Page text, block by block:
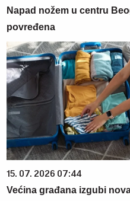
Napad nožem u centru
povređena
15. 07. 2026 07:44
Većina građana izgubi